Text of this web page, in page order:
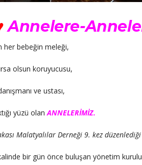
Annelere-
her bebeğin meleği,
olsun koruyucusu,
ve ustası,
yüzü olanANNELERİMİZ.
Malatyalılar Derneği 9. kez
bir gün önce buluşan yönetim kurulu